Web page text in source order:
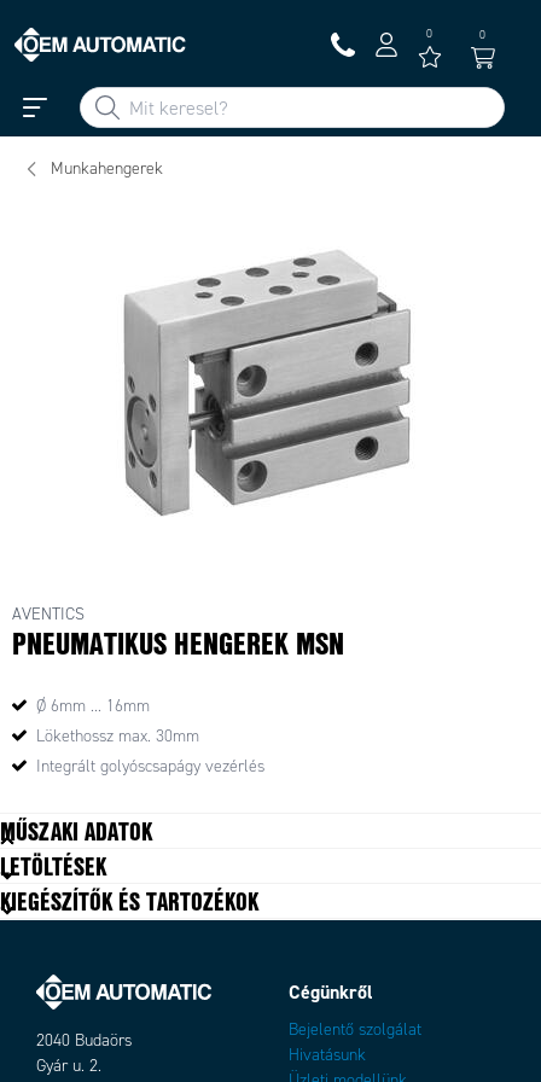
0 0
Munkahengerek
AVENTICS
PNEUMATIKUS HENGEREK MSN
Ø 6mm ... 16mm
Lökethossz max. 30mm
Integrált golyóscsapágy vezérlés
MŰSZAKI ADATOK
LETÖLTÉSEK
KIEGÉSZÍTŐK ÉS TARTOZÉKOK
2040 Budaörs
Gyár u. 2.
Cégünkről
Bejelentő szolgálat
Hivatásunk